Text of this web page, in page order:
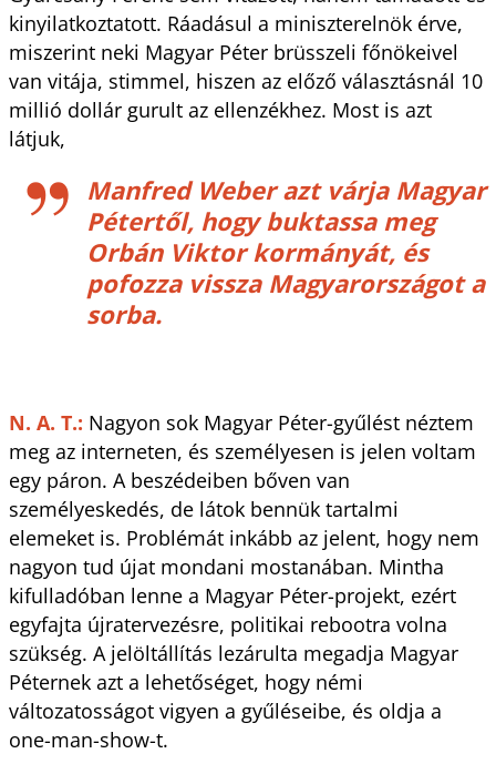
kinyilatkoztatott. Ráadásul a miniszterelnök érve,
miszerint neki Magyar Péter brüsszeli főnökeivel
van vitája, stimmel, hiszen az előző választásnál 10
millió dollár gurult az ellenzékhez. Most is azt
látjuk,
Manfred Weber azt várja Magyar
Pétertől, hogy buktassa meg
Orbán Viktor kormányát, és
pofozza vissza Magyarországot a
sorba.
N. A. T.: Nagyon sok Magyar Péter-gyűlést néztem
meg az interneten, és személyesen is jelen voltam
egy páron. A beszédeiben bőven van
személyeskedés, de látok bennük tartalmi
elemeket is. Problémát inkább az jelent, hogy nem
nagyon tud újat mondani mostanában. Mintha
kifulladóban lenne a Magyar Péter-projekt, ezért
egyfajta újratervezésre, politikai rebootra volna
szükség. A jelöltállítás lezárulta megadja Magyar
Péternek azt a lehetőséget, hogy némi
változatosságot vigyen a gyűléseibe, és oldja a
one-man-show-t.